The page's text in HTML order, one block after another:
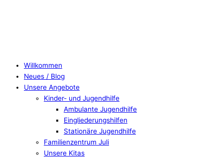
Willkommen
Neues / Blog
Unsere Angebote
Kinder- und Jugendhilfe
Ambulante Jugendhilfe
Eingliederungshilfen
Stationäre Jugendhilfe
Familienzentrum Juli
Unsere Kitas